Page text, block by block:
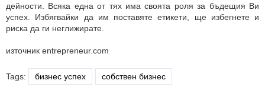
дейности. Всяка една от тях има своята роля за бъдещия Ви
успех. Избягвайки да им поставяте етикети, ще избегнете и
риска да ги неглижирате.
източник entrepreneur.com
Tags: бизнес успех собствен бизнес